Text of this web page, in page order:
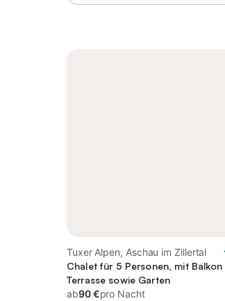
Tuxer Alpen, Aschau im Zillertal
Chalet für 5 Personen, mit Balkon
Terrasse sowie Garten
ab90 €pro Nacht